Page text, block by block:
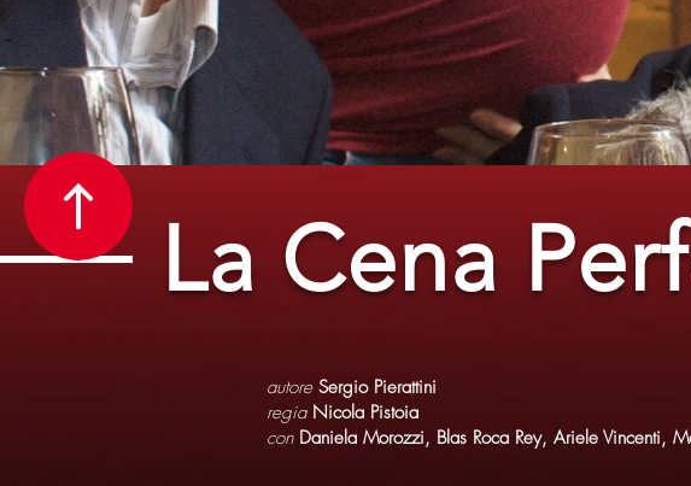
La Cena
autore Sergio Pierattini
regia Nicola Pistoia
con Daniela Morozzi, Blas Roca Rey, Ariele Vincenti,